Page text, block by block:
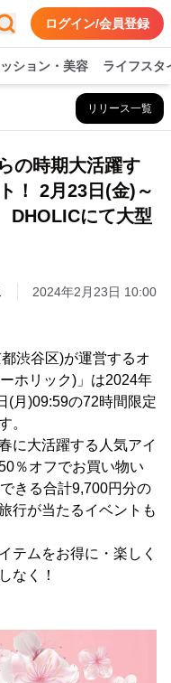
ログイン/会員登録
ション・美容 ライフスタ
リリース一覧
の時期大活躍す
！ 2月23日(金)～
にて大型
2024年2月23日 10:00
渋谷区)が運営するオ
ホリック)」は2024年
(月)09:59の72時間限定
。
に大活躍する人気アイ
％オフでお買い物い
きる合計9,700円分の
行が当たるイベントも
テムをお得に・楽しく
なく！